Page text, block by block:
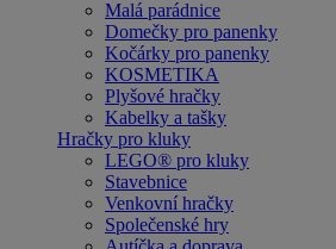
Malá parádnice
Domečky pro panenky
Kočárky pro panenky
KOSMETIKA
Plyšové hračky
Kabelky a tašky
Hračky pro kluky
LEGO® pro kluky
Stavebnice
Venkovní hračky
Společenské hry